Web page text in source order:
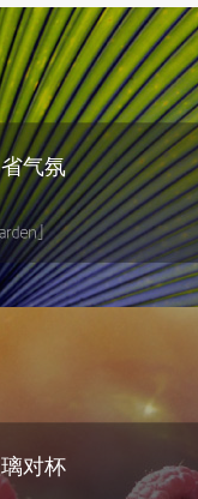
气氛
对杯